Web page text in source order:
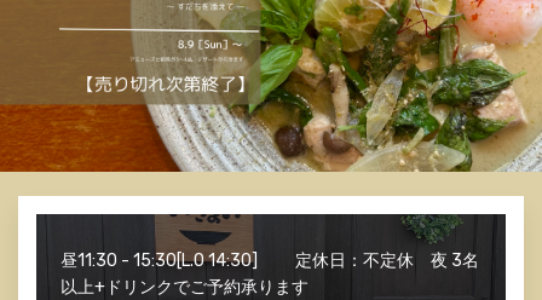
昼11:30 - 15:30[L.O 14:30] 定休日：不定休 夜 3名
以上+ドリンクでご予約承ります